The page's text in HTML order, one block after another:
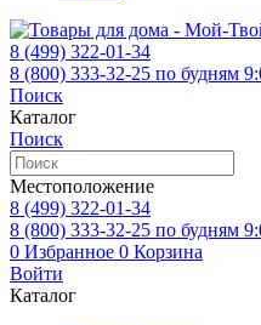
8 (499) 322-01-34
8 (800) 333-32-25 по будням
Поиск
Каталог
Поиск
Местоположение
8 (499) 322-01-34
8 (800) 333-32-25 по будням
0 Избранное 0 Корзина
Войти
Каталог